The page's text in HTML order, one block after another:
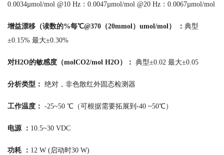
0.0034µmol/mol @10 Hz：0.0047µmol/mol @20 Hz：0.0067µmol/mol
增益漂移（读数的%每℃@370（20mmol）umol/mol） ： 典型
±0.15% 最大±0.30%
对H2O的敏感度（molCO2/mol H2O）： 典型±0.02 最大±0.05
分析类型： 绝对，非色散红外固态检测器
工作温度： -25~50 ℃（可根据需要拓展到-40 ~50℃）
电源 ： 10.5~30 VDC
功耗 ： 12 W (启动时30 W)